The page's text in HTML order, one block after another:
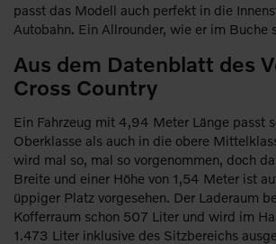
passt das Modell auch perfekt in die
Autobahn. Ein Allrounder, wie er im Buche
Aus dem Datenblatt des
Cross Country
Ein Fahrzeug mit 4,94 Meter Länge passt
Oberklasse als auch in die obere
wird mal so, mal so vorgenommen, doch
Breite und einer Höhe von 1,54 Meter ist
üppiger Platz vorgesehen. Der Laderaum
Kofferraum schon 507 Liter und wird im
1.473 Liter inklusive des Sitzbereichs